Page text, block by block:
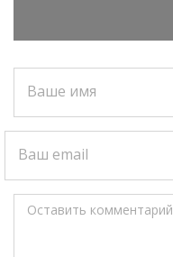
Ваше имя
Ваш email
Оставить комментарий